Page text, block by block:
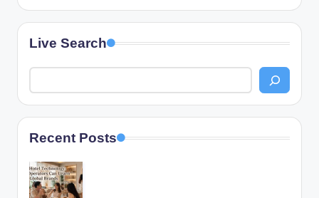
Live Search
Recent Posts